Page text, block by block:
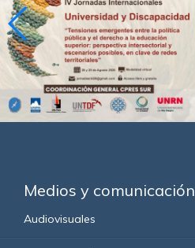
Medios y comunicación
Audiovisuales